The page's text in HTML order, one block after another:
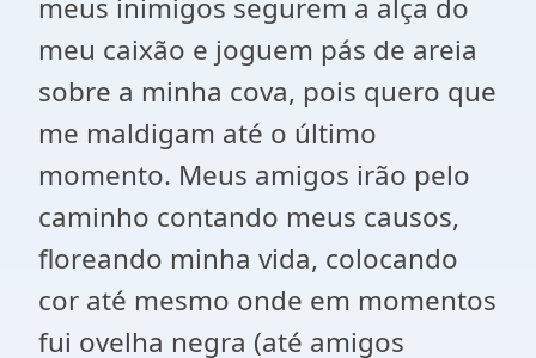
meus inimigos segurem a alça do
meu caixão e joguem pás de areia
sobre a minha cova, pois quero que
me maldigam até o último
momento. Meus amigos irão pelo
caminho contando meus causos,
floreando minha vida, colocando
cor até mesmo onde em momentos
fui ovelha negra (até amigos